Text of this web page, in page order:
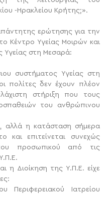
-Ηρακλείου Κρήτης;».
ερώτησης για την
Κέντρο Υγείας Μοιρών και
Υγείας στη Μεσαρά:
συστήματος Υγείας στη
πολίτες δεν έχουν πλέον
στήριξη που τους
του ανθρώπινου
αλλά η κατάσταση σήμερα
και επιτείνεται συνεχώς
προσωπικού από τις
η Διοίκηση της Υ.Π.Ε. είχε
Περιφερειακού Ιατρείου